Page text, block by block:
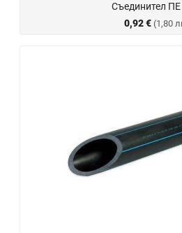
Съединител
0,92 € (1,80